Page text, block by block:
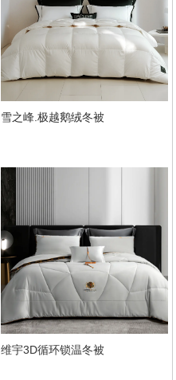
雪之峰.极越鹅绒冬被
维宇3D循环锁温冬被